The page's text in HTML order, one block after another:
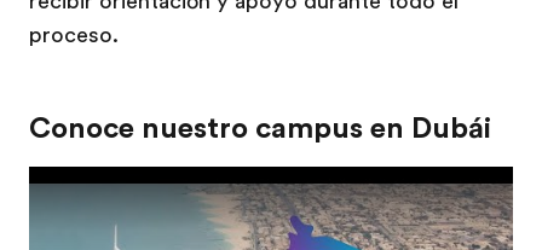
proceso.
Conoce nuestro campus en Dubái